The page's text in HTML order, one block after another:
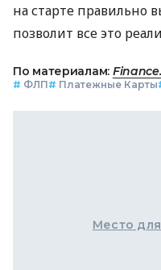
на старте правильно
позволит все это
По материалам:
# ФЛП# Платежные Карты
Место